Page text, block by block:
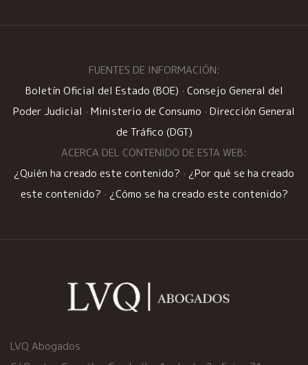
FUENTES DE INFORMACIÓN:
Boletín Oficial del Estado (BOE) · Consejo General del
Poder Judicial · Ministerio de Consumo · Dirección General
de Tráfico (DGT)
ACERCA DEL CONTENIDO DE ESTA WEB:
¿Quién ha creado este contenido? · ¿Por qué se ha creado
este contenido? · ¿Cómo se ha creado este contenido?
LVQ Abogados